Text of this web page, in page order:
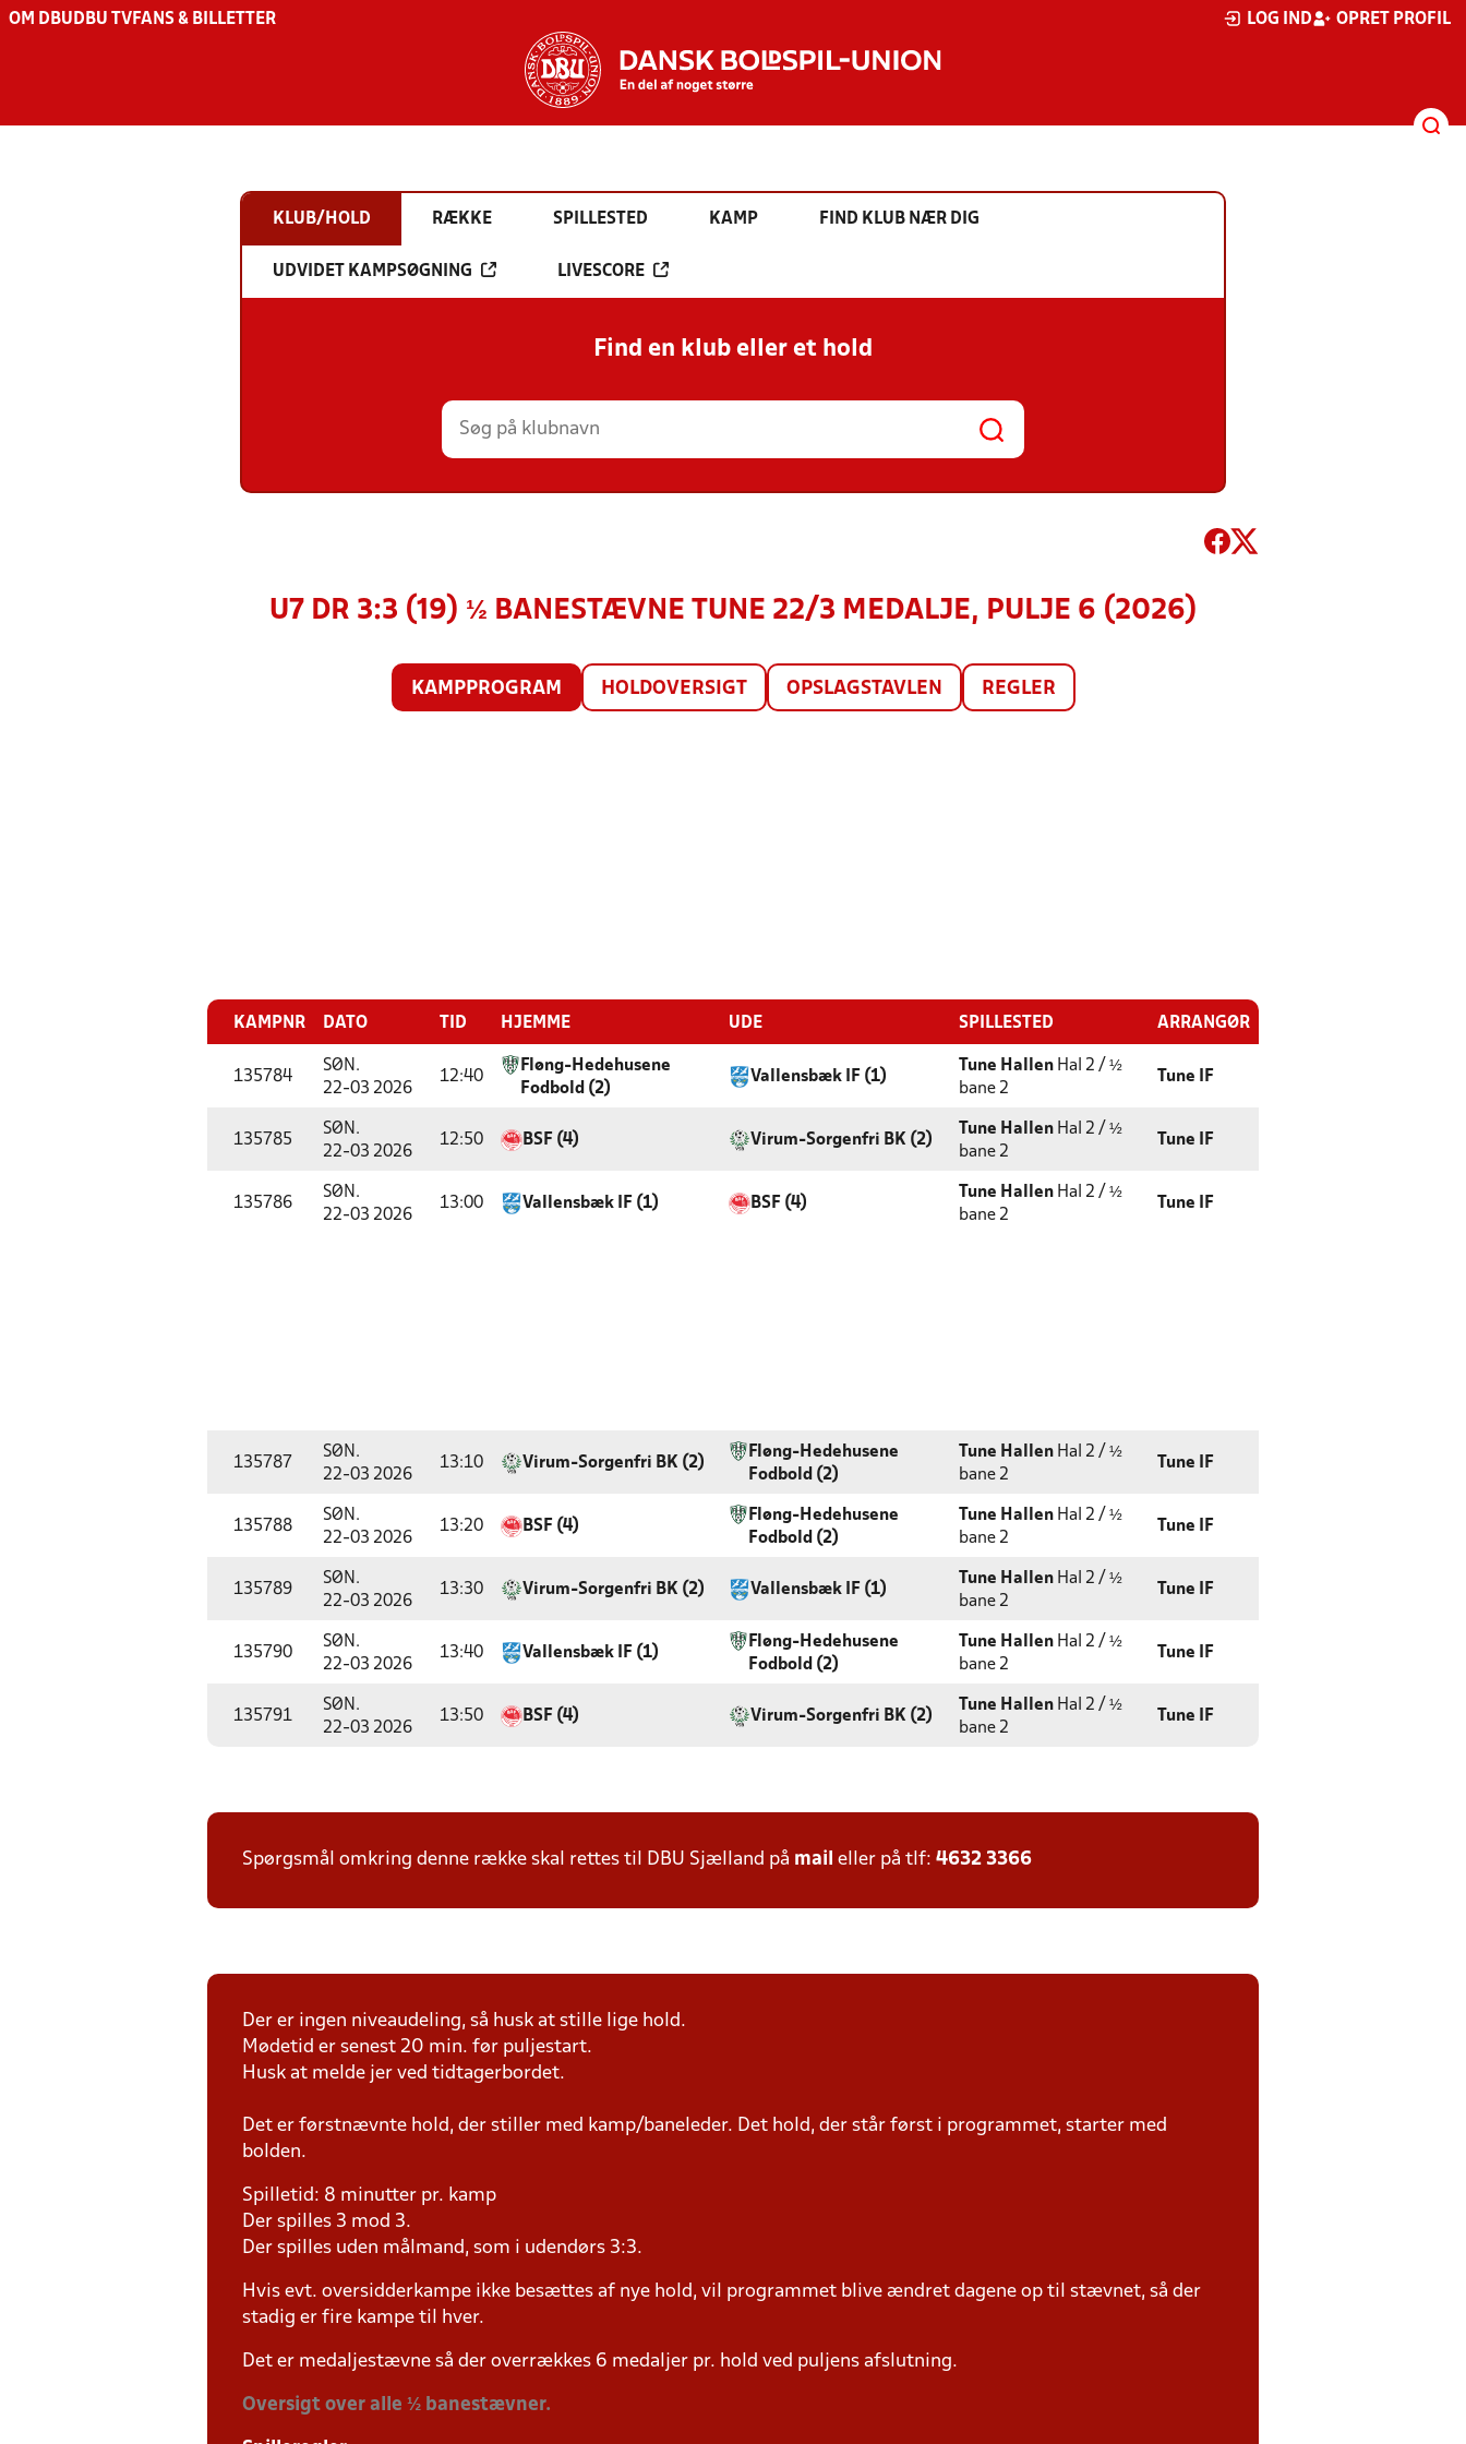
OM DBU DBU TV FANS & BILLETTER LOG IND OPRET PROFIL
KLUB/HOLD RÆKKE SPILLESTED KAMP FIND KLUB NÆR DIG
UDVIDET KAMPSØGNING LIVESCORE
Find en klub eller et hold
U7 DR 3:3 (19) ½ BANESTÆVNE TUNE 22/3 MEDALJE, PULJE 6 (2026)
KAMPPROGRAM HOLDOVERSIGT OPSLAGSTAVLEN REGLER
KAMPNR DATO TID HJEMME UDE SPILLESTED ARRANGØR
135784
SØN.
22-03 2026
12:40
Fløng-Hedehusene
Fodbold (2)
Vallensbæk IF (1)
Tune Hallen Hal 2 / ½
bane 2
Tune IF
135785
SØN.
22-03 2026
12:50 BSF (4) Virum-Sorgenfri BK (2)
Tune Hallen Hal 2 / ½
bane 2
Tune IF
135786
SØN.
22-03 2026
13:00 Vallensbæk IF (1) BSF (4)
Tune Hallen Hal 2 / ½
bane 2
Tune IF
135787
SØN.
22-03 2026
13:10 Virum-Sorgenfri BK (2)
Fløng-Hedehusene
Fodbold (2)
Tune Hallen Hal 2 / ½
bane 2
Tune IF
135788
SØN.
22-03 2026
13:20 BSF (4)
Fløng-Hedehusene
Fodbold (2)
Tune Hallen Hal 2 / ½
bane 2
Tune IF
135789
SØN.
22-03 2026
13:30 Virum-Sorgenfri BK (2) Vallensbæk IF (1)
Tune Hallen Hal 2 / ½
bane 2
Tune IF
135790
SØN.
22-03 2026
13:40 Vallensbæk IF (1)
Fløng-Hedehusene
Fodbold (2)
Tune Hallen Hal 2 / ½
bane 2
Tune IF
135791
SØN.
22-03 2026
13:50 BSF (4) Virum-Sorgenfri BK (2)
Tune Hallen Hal 2 / ½
bane 2
Tune IF
Spørgsmål omkring denne række skal rettes til DBU Sjælland på mail eller på tlf: 4632 3366
Der er ingen niveaudeling, så husk at stille lige hold.
Mødetid er senest 20 min. før puljestart.
Husk at melde jer ved tidtagerbordet.
Det er førstnævnte hold, der stiller med kamp/baneleder. Det hold, der står først i programmet, starter med
bolden.
Spilletid: 8 minutter pr. kamp
Der spilles 3 mod 3.
Der spilles uden målmand, som i udendørs 3:3.
Hvis evt. oversidderkampe ikke besættes af nye hold, vil programmet blive ændret dagene op til stævnet, så der
stadig er fire kampe til hver.
Det er medaljestævne så der overrækkes 6 medaljer pr. hold ved puljens afslutning.
Oversigt over alle ½ banestævner.